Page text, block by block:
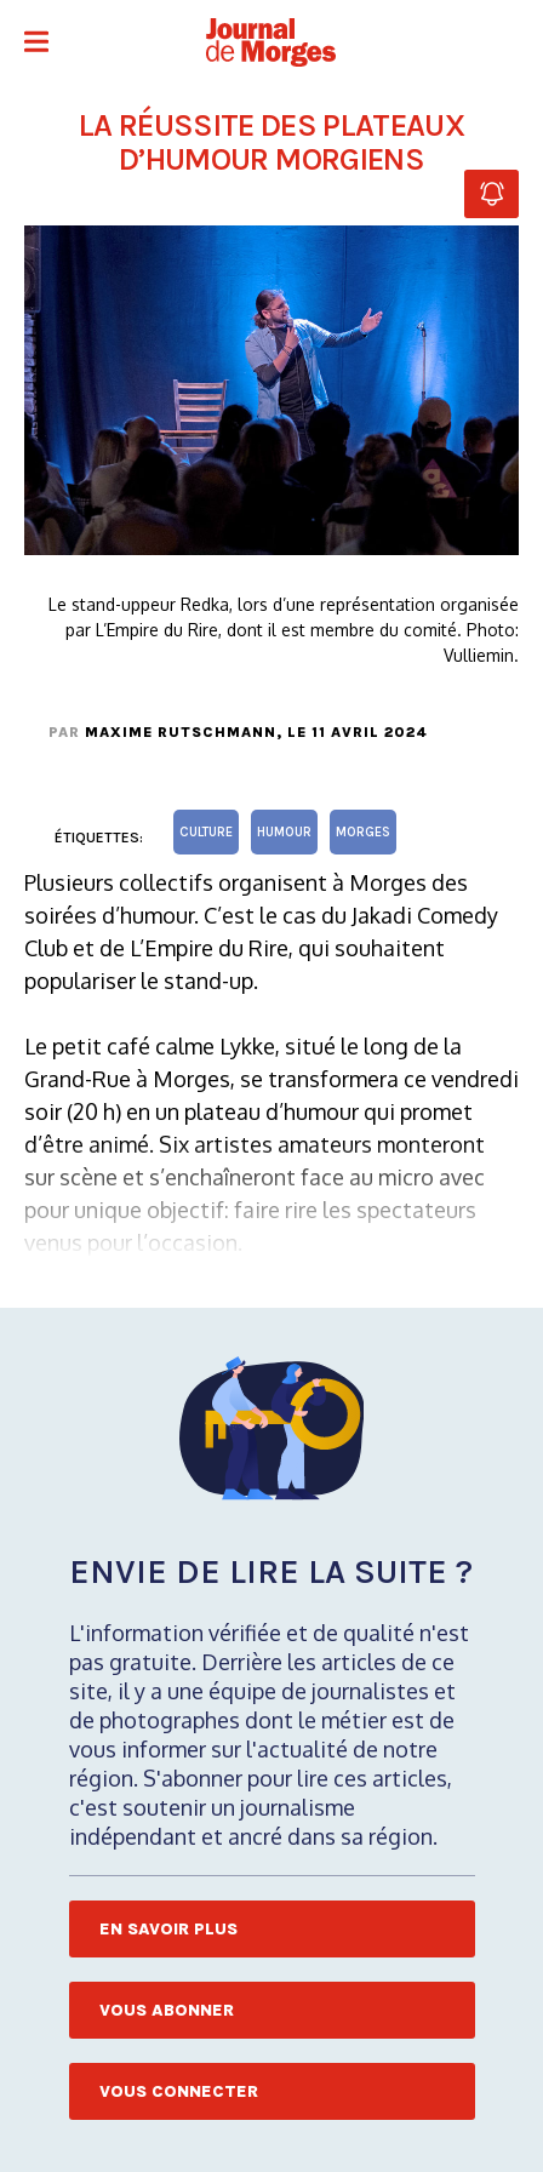
LA RÉUSSITE DES PLATEAUX
D’HUMOUR MORGIENS
Le stand-uppeur Redka, lors d’une représentation organisée
par L’Empire du Rire, dont il est membre du comité. Photo:
Vulliemin.
PAR MAXIME RUTSCHMANN , LE 11 AVRIL 2024
ÉTIQUETTES: CULTURE HUMOUR MORGES
Plusieurs collectifs organisent à Morges des
soirées d’humour. C’est le cas du Jakadi Comedy
Club et de L’Empire du Rire, qui souhaitent
populariser le stand-up.
Le petit café calme Lykke, situé le long de la
Grand-Rue à Morges, se transformera ce vendredi
soir (20 h) en un plateau d’humour qui promet
d’être animé. Six artistes amateurs monteront
sur scène et s’enchaîneront face au micro avec
pour unique objectif: faire rire les spectateurs
venus pour l’occasion.
ENVIE DE LIRE LA SUITE ?
L'information vérifiée et de qualité n'est
pas gratuite. Derrière les articles de ce
site, il y a une équipe de journalistes et
de photographes dont le métier est de
vous informer sur l'actualité de notre
région. S'abonner pour lire ces articles,
c'est soutenir un journalisme
indépendant et ancré dans sa région.
EN SAVOIR PLUS
VOUS ABONNER
VOUS CONNECTER